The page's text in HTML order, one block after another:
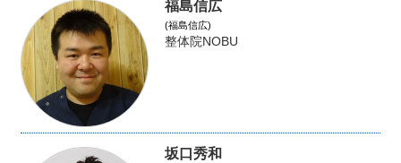
福島信広
(福島信広)
整体院NOBU
坂口秀和